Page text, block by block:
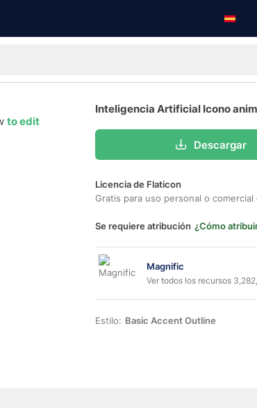
to edit
Inteligencia Artificial Icono
Descargar
Licencia de Flaticon
Gratis para uso personal o
Se requiere atribución ¿Cómo
Magnific
Ver todos los recursos
Estilo: Basic Accent Outline